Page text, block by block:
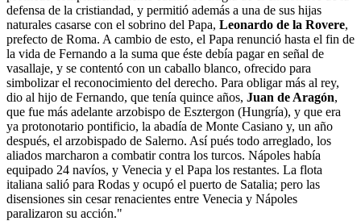
defensa de la cristiandad, y permitió además a una de sus hijas
naturales casarse con el sobrino del Papa, Leonardo de la Rovere,
prefecto de Roma. A cambio de esto, el Papa renunció hasta el fin de
la vida de Fernando a la suma que éste debía pagar en señal de
vasallaje, y se contentó con un caballo blanco, ofrecido para
simbolizar el reconocimiento del derecho. Para obligar más al rey,
dio al hijo de Fernando, que tenía quince años, Juan de Aragón,
que fue más adelante arzobispo de Esztergon (Hungría), y que era
ya protonotario pontificio, la abadía de Monte Casiano y, un año
después, el arzobispado de Salerno. Así pués todo arreglado, los
aliados marcharon a combatir contra los turcos. Nápoles había
equipado 24 navíos, y Venecia y el Papa los restantes. La flota
italiana salió para Rodas y ocupó el puerto de Satalia; pero las
disensiones sin cesar renacientes entre Venecia y Nápoles
paralizaron su acción."